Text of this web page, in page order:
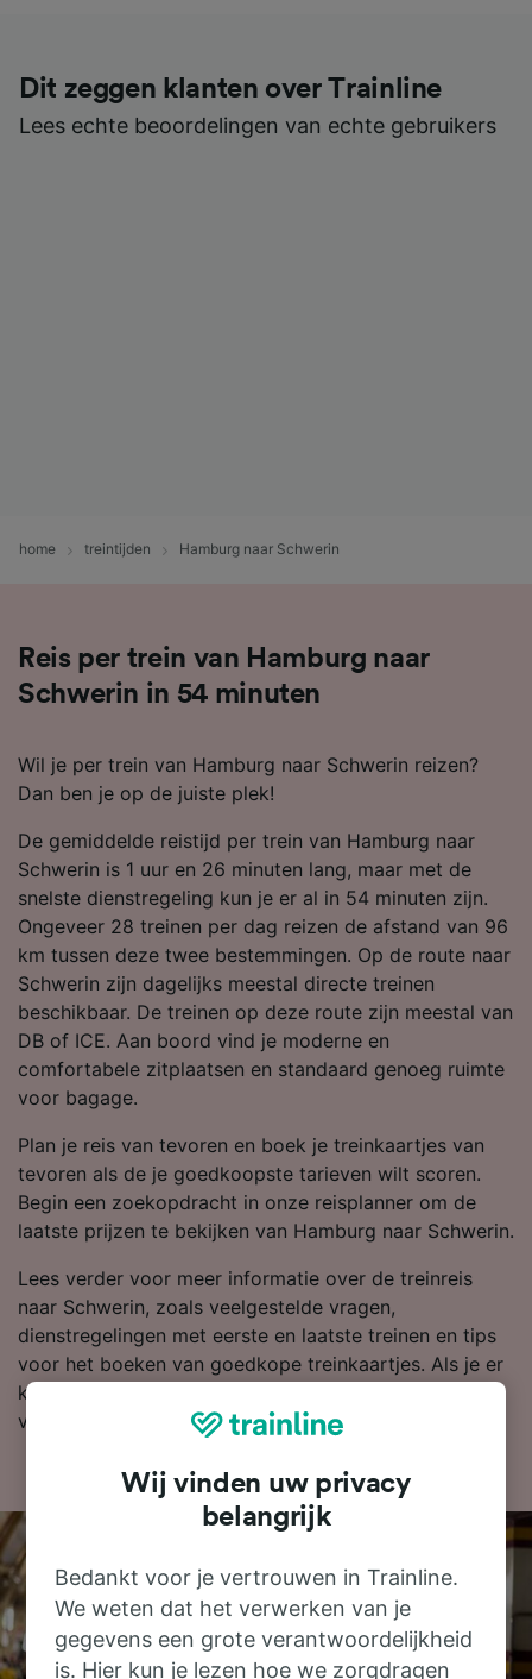
Dit zeggen klanten over Trainline
Lees echte beoordelingen van echte gebruikers
home treintijden Hamburg naar Schwerin
Reis per trein van Hamburg naar
Schwerin in 54 minuten
Wil je per trein van Hamburg naar Schwerin reizen?
Dan ben je op de juiste plek!
De gemiddelde reistijd per trein van Hamburg naar
Schwerin is 1 uur en 26 minuten lang, maar met de
snelste dienstregeling kun je er al in 54 minuten zijn.
Ongeveer 28 treinen per dag reizen de afstand van 96
km tussen deze twee bestemmingen. Op de route naar
Schwerin zijn dagelijks meestal directe treinen
beschikbaar. De treinen op deze route zijn meestal van
DB of ICE. Aan boord vind je moderne en
comfortabele zitplaatsen en standaard genoeg ruimte
voor bagage.
Plan je reis van tevoren en boek je treinkaartjes van
tevoren als de je goedkoopste tarieven wilt scoren.
Begin een zoekopdracht in onze reisplanner om de
laatste prijzen te bekijken van Hamburg naar Schwerin.
Lees verder voor meer informatie over de treinreis
naar Schwerin, zoals veelgestelde vragen,
dienstregelingen met eerste en laatste treinen en tips
voor het boeken van goedkope treinkaartjes. Als je er
klaar voor bent om te boeken, zoek je kaartjes dan
vandaag nog bij ons naar goedkope treinkaartjes.
Wij vinden uw privacy
belangrijk
Bedankt voor je vertrouwen in Trainline.
We weten dat het verwerken van je
gegevens een grote verantwoordelijkheid
is. Hier kun je lezen hoe we zorgdragen